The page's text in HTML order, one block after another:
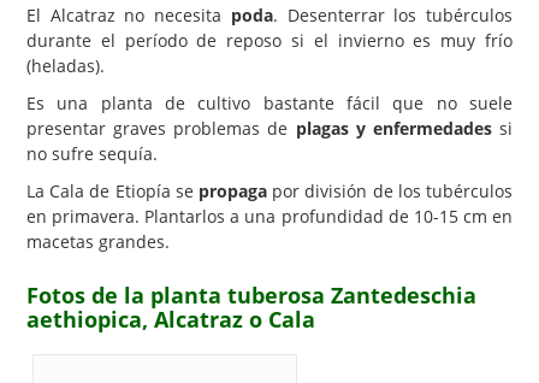
El Alcatraz no necesita poda. Desenterrar los tubérculos
durante el período de reposo si el invierno es muy frío
(heladas).
Es una planta de cultivo bastante fácil que no suele
presentar graves problemas de plagas y enfermedadessi
no sufre sequía.
La Cala de Etiopía se propaga por división de los tubérculos
en primavera. Plantarlos a una profundidad de 10-15 cm en
macetas grandes.
Fotos de la planta tuberosa Zantedeschia
aethiopica, Alcatraz o Cala